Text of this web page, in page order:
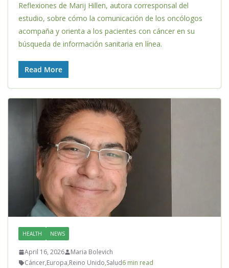
Reflexiones de Marij Hillen, autora corresponsal del
estudio, sobre cómo la comunicación de los oncólogos
acompaña y orienta a los pacientes con cáncer en su
búsqueda de información sanitaria en línea.
Read More
HEALTH NEWS
April 16, 2026
Maria Bolevich
Cáncer,Europa,Reino Unido,Salud6 min read